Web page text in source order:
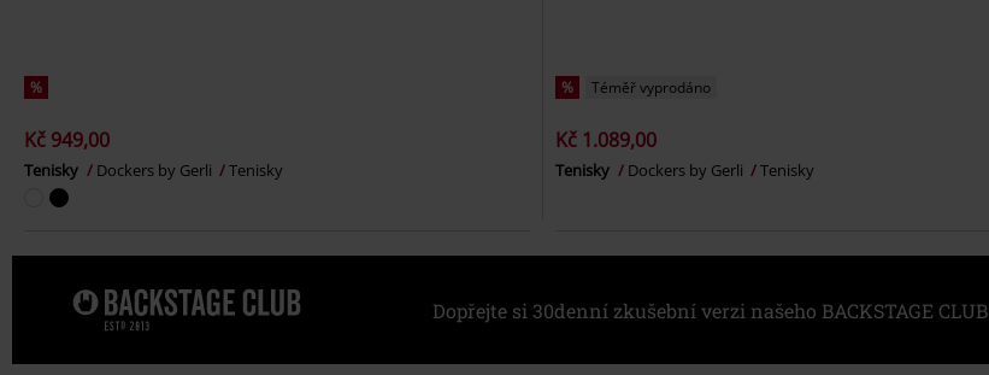
%
Kč 949,00
Tenisky Dockers by Gerli Tenisky
% Téměř vyprodáno
Kč 1.089,00
Tenisky Dockers by Gerli Tenisky
Dopřejte si 30denní zkušební verzi našeho BACKSTAGE CLUB